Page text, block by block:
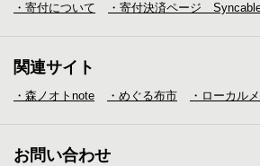
・寄付について ・寄付決済ページ Syncable
関連サイト
・森ノオトnote ・めぐる布市 ・ローカル
お問い合わせ